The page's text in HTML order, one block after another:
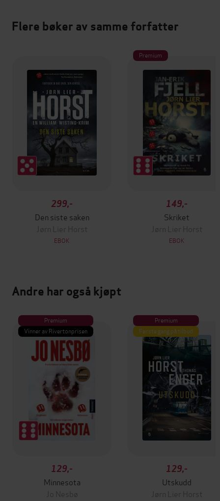
Flere bøker av samme forfatter
299,-
Den siste saken
Jørn Lier Horst
EBOK
Premium
149,-
Skriket
Jørn Lier Horst
EBOK
Andre har også kjøpt
Premium
Vinner av Rivertonprisen
129,-
Minnesota
Jo Nesbø
Premium
Første gang på tilbud
129,-
Utskudd
Jørn Lier Horst